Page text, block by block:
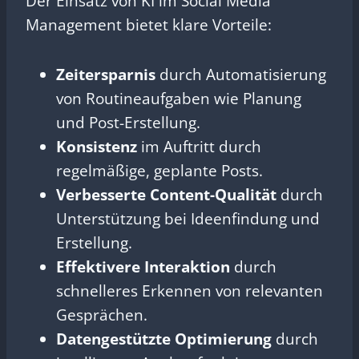
Management bietet klare Vorteile:
Zeitersparnis durch Automatisierung
von Routineaufgaben wie Planung
und Post-Erstellung.
Konsistenz im Auftritt durch
regelmäßige, geplante Posts.
Verbesserte Content-Qualität durch
Unterstützung bei Ideenfindung und
Erstellung.
Effektivere Interaktion durch
schnelleres Erkennen von relevanten
Gesprächen.
Datengestützte Optimierung durch